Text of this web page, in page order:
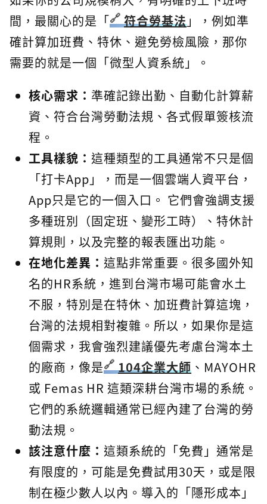
間，最關心的是「
符合勞基法」，例如準
確計算加班費、特休、避免勞檢風險，那你
需要的就是一個「微型人資系統」。
核心需求： 準確記錄出勤、自動化計算薪
資、符合台灣勞動法規、各式假單簽核流
程。
工具樣貌： 這種類型的工具通常不只是個
「打卡App」，而是一個雲端人資平台，
App只是它的一個入口。 它們會強調支援
多種班別（固定班、變形工時）、特休計
算規則，以及完整的報表匯出功能。
在地化差異： 這點非常重要。很多國外知
名的HR系統，進到台灣市場可能會水土
不服，特別是在特休、加班費計算這塊，
台灣的法規相對複雜。所以，如果你是這
個需求，我會強烈建議優先考慮台灣本土
的廠商，像是
104企業大師 、MAYOHR
或 Femas HR 這類深耕台灣市場的系統。
它們的系統邏輯通常已經內建了台灣的勞
動法規。
該注意什麼： 這類系統的「免費」通常是
有限度的，可能是免費試用30天，或是限
制在極少數人以內。導入的「隱形成本」